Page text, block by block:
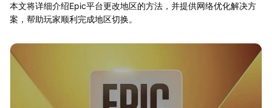
本文将详细介绍Epic平台更改地区的方法，并提供网络优化解决方
案，帮助玩家顺利完成地区切换。